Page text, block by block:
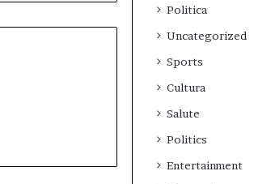
Politica
Uncategorized
Sports
Cultura
Salute
Politics
Entertainment